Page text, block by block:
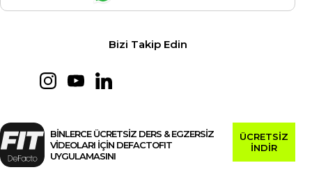
Bizi Takip Edin
BİNLERCE ÜCRETSİZ DERS & EGZERSİZ
VİDEOLARI İÇİN DEFACTOFIT
UYGULAMASINI
ÜCRETSİZ
İNDİR